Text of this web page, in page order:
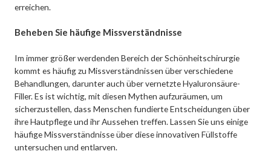
erreichen.
Beheben Sie häufige Missverständnisse
Im immer größer werdenden Bereich der Schönheitschirurgie
kommt es häufig zu Missverständnissen über verschiedene
Behandlungen, darunter auch über vernetzte Hyaluronsäure-
Filler. Es ist wichtig, mit diesen Mythen aufzuräumen, um
sicherzustellen, dass Menschen fundierte Entscheidungen über
ihre Hautpflege und ihr Aussehen treffen. Lassen Sie uns einige
häufige Missverständnisse über diese innovativen Füllstoffe
untersuchen und entlarven.